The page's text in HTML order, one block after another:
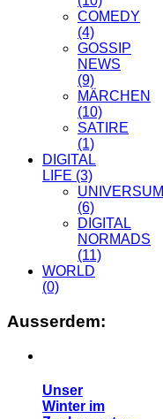
COMEDY
(4)
GOSSIP
NEWS
(9)
MÄRCHEN
(10)
SATIRE
(1)
DIGITAL
LIFE (3)
UNIVERSUM
(6)
DIGITAL
NORMADS
(11)
WORLD
(0)
Ausserdem:
Unser
Winter im